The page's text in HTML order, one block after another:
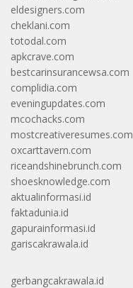
eldesigners.com
cheklani.com
totodal.com
apkcrave.com
bestcarinsurancewsa.com
complidia.com
eveningupdates.com
mcochacks.com
mostcreativeresumes.com
oxcarttavern.com
riceandshinebrunch.com
shoesknowledge.com
aktualinformasi.id
faktadunia.id
gapurainformasi.id
gariscakrawala.id
gerbangcakrawala.id